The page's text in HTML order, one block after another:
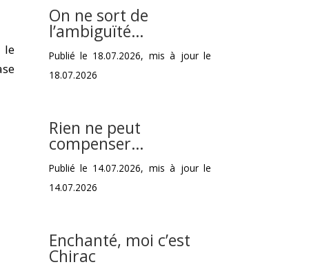
le
On ne sort de
l’ambiguïté…
Publié le 18.07.2026, mis à jour le
18.07.2026
Rien ne peut
compenser…
Publié le 14.07.2026, mis à jour le
14.07.2026
Enchanté, moi c’est
Chirac